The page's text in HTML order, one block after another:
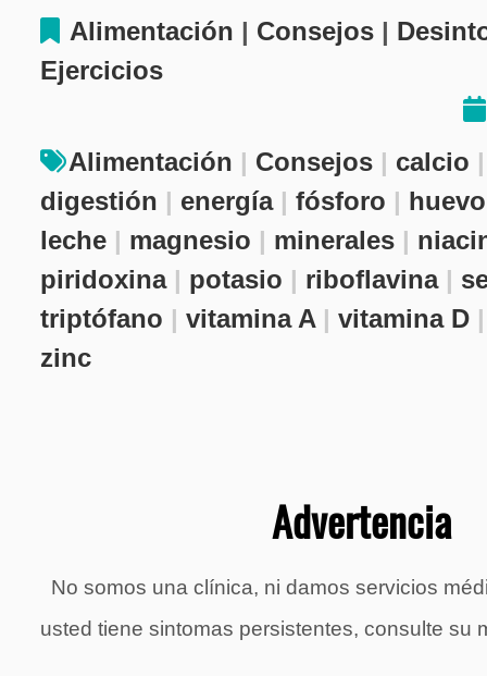
Advertencia
No somos una clínica, ni damos servicios
usted tiene sintomas persistentes, consulte su
Alimentación | Consejos |
Ejercicios
Alimentación | Consejos | calcio
digestión | energía|fósforo | huevo
leche | magnesio | minerales |
piridoxina| potasio | riboflavina|
triptófano |vitamina A|vitamina D
zinc